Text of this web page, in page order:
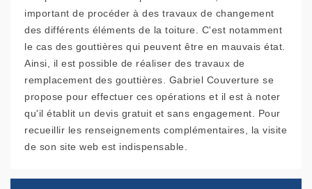
important de procéder à des travaux de changement
des différents éléments de la toiture. C'est notamment
le cas des gouttières qui peuvent être en mauvais état.
Ainsi, il est possible de réaliser des travaux de
remplacement des gouttières. Gabriel Couverture se
propose pour effectuer ces opérations et il est à noter
qu'il établit un devis gratuit et sans engagement. Pour
recueillir les renseignements complémentaires, la visite
de son site web est indispensable.